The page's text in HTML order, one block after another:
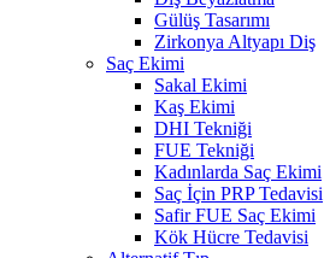
Gülüş Tasarımı
Zirkonya Altyapı Diş
Saç Ekimi
Sakal Ekimi
Kaş Ekimi
DHI Tekniği
FUE Tekniği
Kadınlarda Saç Ekimi
Saç İçin PRP Tedavisi
Safir FUE Saç Ekimi
Kök Hücre Tedavisi